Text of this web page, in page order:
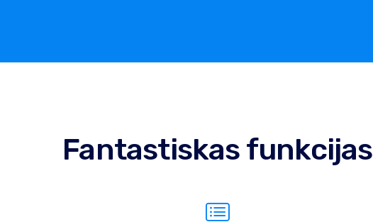
Fantastiskas funkcijas